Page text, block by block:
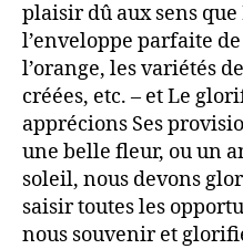
plaisir dû aux sens
l’enveloppe parfaite
l’orange, les variétés
créées, etc. – et Le
apprécions Ses
une belle fleur, ou un
soleil, nous devons
saisir toutes les
nous souvenir et